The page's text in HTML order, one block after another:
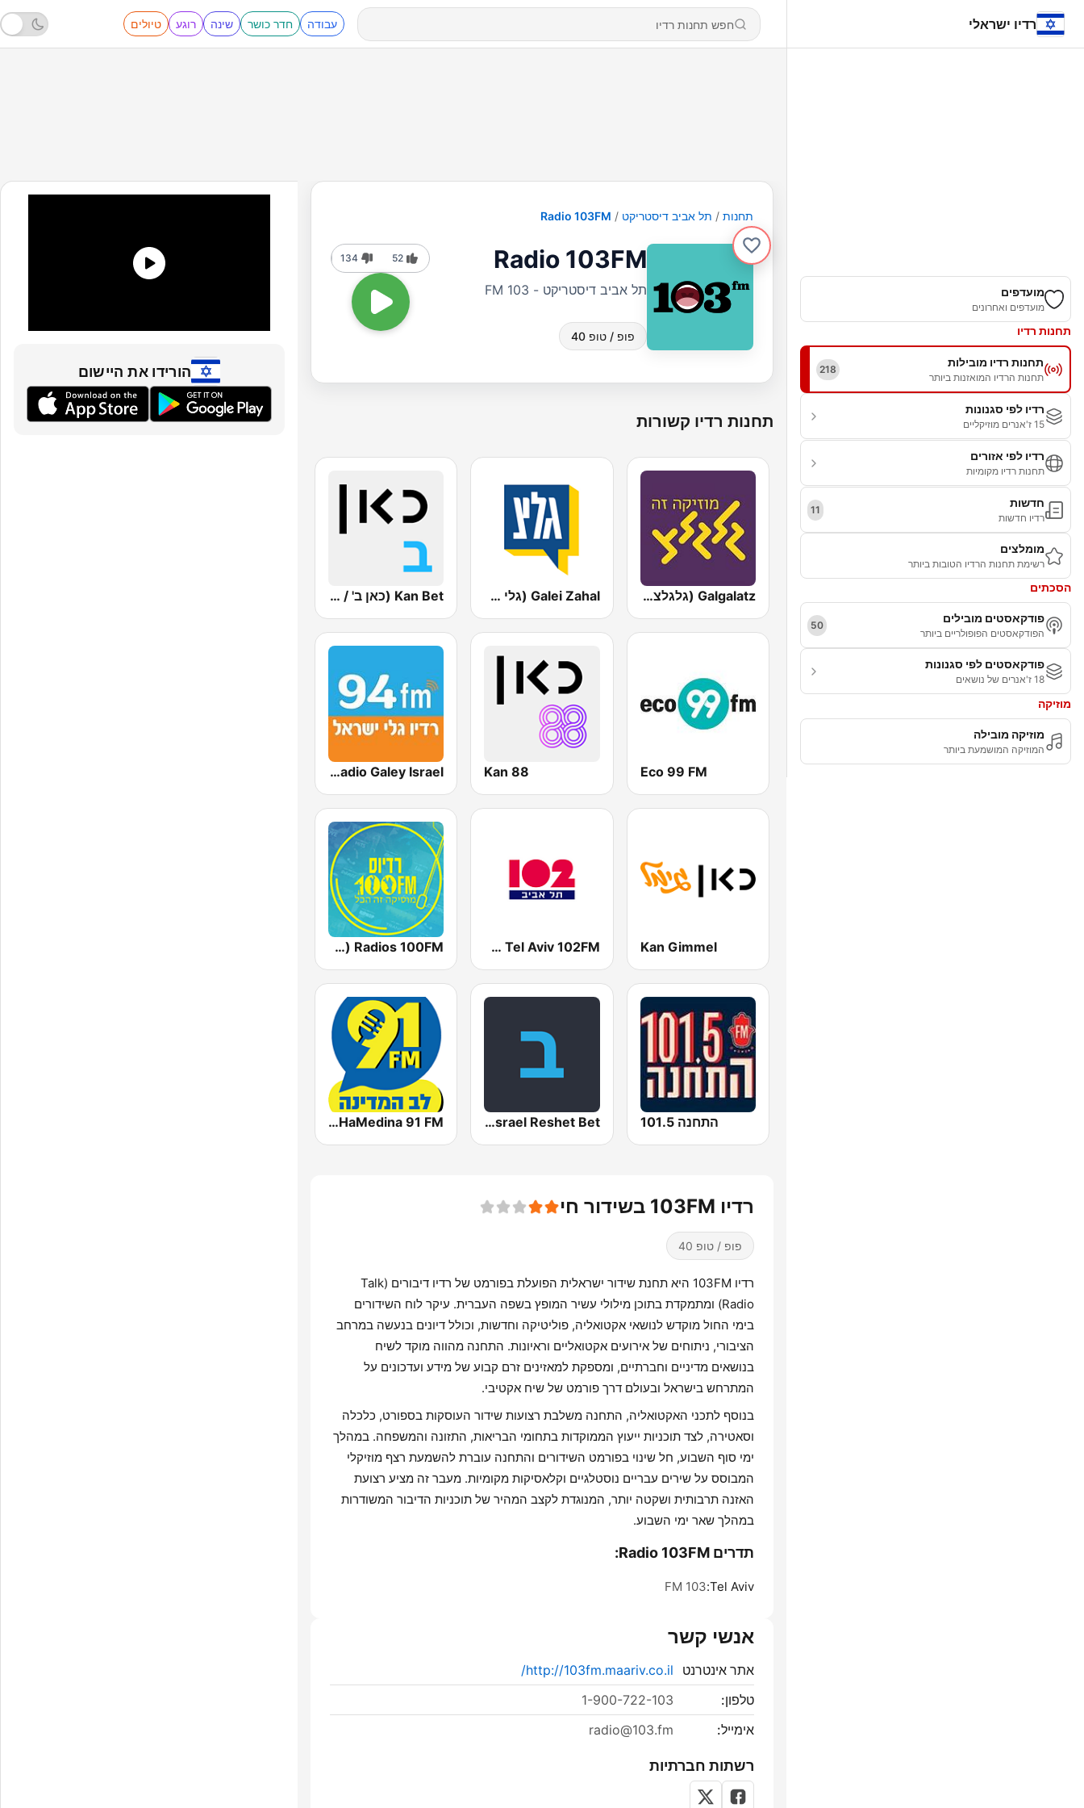
רדיו ישראלי עבודה חדר כושר שינה רוגע טיולים
מועדפים
מועדפים ואחרונים
תחנות רדיו
תחנות רדיו מובילות
תחנות הרדיו המואזנות ביותר
218
רדיו לפי סגנונות
15 ז'אנרים מוזיקליים
רדיו לפי אזורים
תחנות רדיו מקומיות
חדשות
רדיו חדשות
11
מומלצים
רשימת תחנות הרדיו הטובות ביותר
הסכתים
פודקאסטים מובילים
הפודקאסטים הפופולריים ביותר
50
פודקאסטים לפי סגנונות
18 ז'אנרים של נושאים
מוזיקה
מוזיקה מובילה
המוזיקה המושמעת ביותר
תחנות תל אביב דיסטריקט Radio 103FM
Radio 103FM
תל אביב דיסטריקט - 103 FM
פופ / טופ 40
52
134
תחנות רדיו קשורות
Galgalatz (גלגלצ רדיו) Galei Zahal (גלי צה"ל) Kan Bet (כאן ב' / רשת ב')
Eco 99 FM
Kan 88 Radio Galey Israel (רדיו גלי ישראל)
Kan Gimmel Radio Tel Aviv 102FM (רדיו תל אביב) Radios 100FM (רדיוס)
התחנה 101.5 Kol Israel Reshet Bet Radio Lev HaMedina 91 FM (לב המדינה)
רדיו 103FM בשידור חי
פופ / טופ 40
רדיו 103FM היא תחנת שידור ישראלית הפועלת בפורמט של רדיו דיבורים (Talk
Radio) ומתמקדת בתוכן מילולי עשיר המופץ בשפה העברית. עיקר לוח השידורים
בימי החול מוקדש לנושאי אקטואליה, פוליטיקה וחדשות, וכולל דיונים בנעשה במרחב
הציבורי, ניתוחים של אירועים אקטואליים וראיונות. התחנה מהווה מוקד לשיח
בנושאים מדיניים וחברתיים, ומספקת למאזינים זרם קבוע של מידע ועדכונים על
המתרחש בישראל ובעולם דרך פורמט של שיח אקטיבי.
בנוסף לתכני האקטואליה, התחנה משלבת רצועות שידור העוסקות בספורט, כלכלה
וסאטירה, לצד תוכניות ייעוץ הממוקדות בתחומי הבריאות, התזונה והמשפחה. במהלך
ימי סוף השבוע, חל שינוי בפורמט השידורים והתחנה עוברת להשמעת רצף מוזיקלי
המבוסס על שירים עבריים נוסטלגיים וקלאסיקות מקומיות. מעבר זה מציע רצועת
האזנה תרבותית ושקטה יותר, המנוגדת לקצב המהיר של תוכניות הדיבור המשודרות
במהלך שאר ימי השבוע.
תדרים Radio 103FM:
Tel Aviv:
103 FM
אנשי קשר
אתר אינטרנט
http://103fm.maariv.co.il/
טלפון:
1-900-722-103
אימייל:
radio@103.fm
רשתות חברתיות
הורידו את היישום